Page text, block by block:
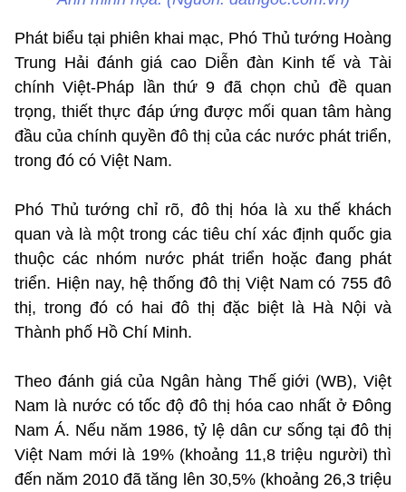
Phát biểu tại phiên khai mạc, Phó Thủ tướng Hoàng
Trung Hải đánh giá cao Diễn đàn Kinh tế và Tài
chính Việt-Pháp lần thứ 9 đã chọn chủ đề quan
trọng, thiết thực đáp ứng được mối quan tâm hàng
đầu của chính quyền đô thị của các nước phát triển,
trong đó có Việt Nam.
Phó Thủ tướng chỉ rõ, đô thị hóa là xu thế khách
quan và là một trong các tiêu chí xác định quốc gia
thuộc các nhóm nước phát triển hoặc đang phát
triển. Hiện nay, hệ thống đô thị Việt Nam có 755 đô
thị, trong đó có hai đô thị đặc biệt là Hà Nội và
Thành phố Hồ Chí Minh.
Theo đánh giá của Ngân hàng Thế giới (WB), Việt
Nam là nước có tốc độ đô thị hóa cao nhất ở Đông
Nam Á. Nếu năm 1986, tỷ lệ dân cư sống tại đô thị
Việt Nam mới là 19% (khoảng 11,8 triệu người) thì
đến năm 2010 đã tăng lên 30,5% (khoảng 26,3 triệu